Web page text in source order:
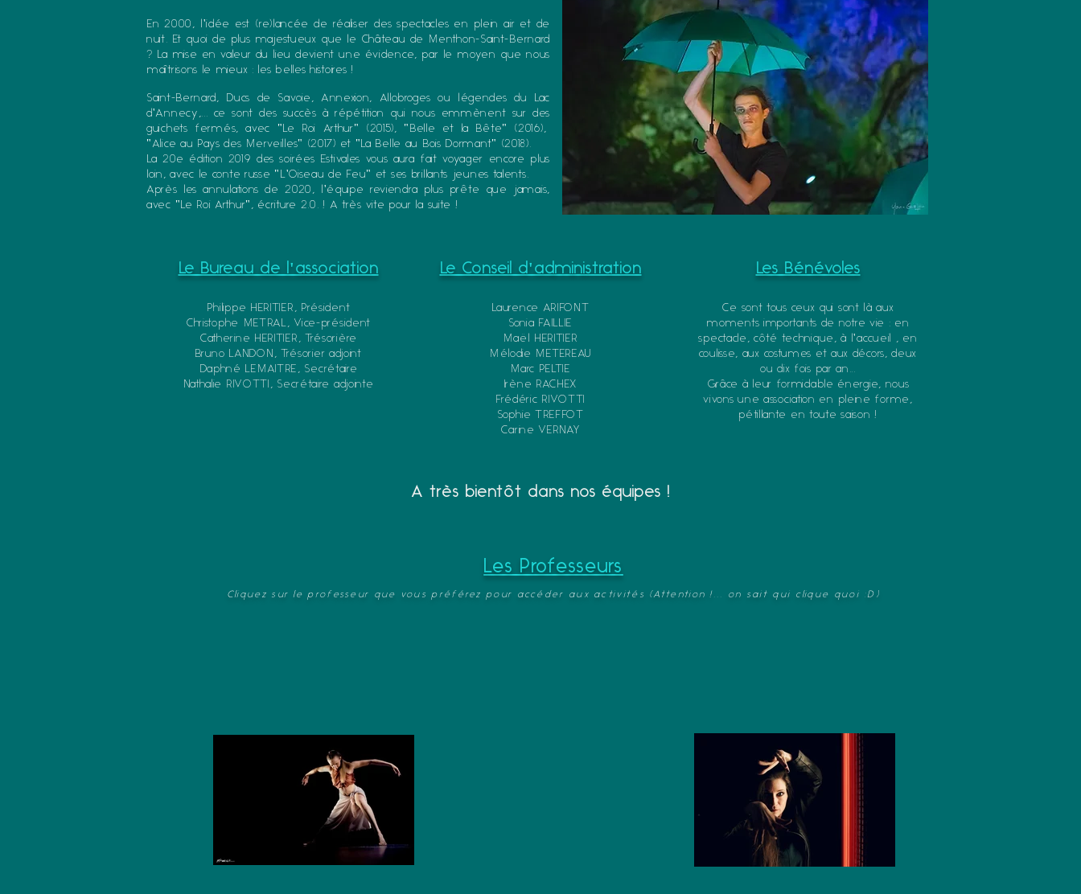
En 2000, l'idée est (re)lancée de réaliser des spectacles en plein air et de
nuit. Et quoi de plus majestueux que le Château de Menthon-Saint-Bernard
? La mise en valeur du lieu devient une évidence, par le moyen que nous
maîtrisons le mieux : les belles histoires !
Saint-Bernard, Ducs de Savoie, Annexion, Allobroges ou légendes du Lac
d'Annecy,... ce sont des succès à répétition qui nous emmènent sur des
guichets fermés, avec "Le Roi Arthur" (2015), "Belle et la Bête" (2016),
"Alice au Pays des Merveilles" (2017) et "La Belle au Bois Dormant" (2018).
La 20e édition 2019 des soirées Estivales vous aura fait voyager encore plus
loin, avec le conte russe "L'Oiseau de Feu" et ses brillants jeunes talents.
Après les annulations de 2020, l'équipe reviendra plus prête que jamais,
avec "Le Roi Arthur", écriture 2.0. ! A très vite pour la suite !
Le Conseil d'administration
Laurence ARIFONT
Sonia FAILLIE
Maël HERITIER
Mélodie METEREAU
Marc PELTIE
Irène RACHEX
Frédéric RIVOTTI
Sophie TREFFOT
Carine VERNAY
Le Bureau de l'association
Philippe HERITIER, Président
Christophe METRAL, Vice-président
Catherine HERITIER, Trésorière
Bruno LANDON, Trésorier adjoint
Daphné LEMAITRE, Secrétaire
Nathalie RIVOTTI, Secrétaire adjointe
Les Bénévoles
Ce sont tous ceux qui sont là aux
moments importants de notre vie : en
spectacle, côté technique, à l'accueil , en
coulisse, aux costumes et aux décors, deux
ou dix fois par an...
Grâce à leur formidable énergie, nous
vivons une association en pleine forme,
pétillante en toute saison !
A très bientôt dans nos équipes !
Les Professeurs
Cliquez sur le professeur que vous préférez pour accéder aux activités (A ttention !... on sait qui clique quoi :D)